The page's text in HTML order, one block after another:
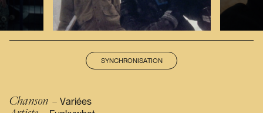
SYNCHRONISATION
Chanson – Variées